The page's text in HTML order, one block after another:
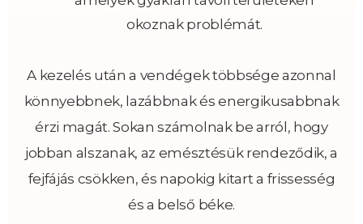
okoznak problémát.
A kezelés után a vendégek többsége azonnal
könnyebbnek, lazábbnak és energikusabbnak
érzi magát. Sokan számolnak be arról, hogy
jobban alszanak, az emésztésük rendeződik, a
fejfájás csökken, és napokig kitart a frissesség
és a belső béke.